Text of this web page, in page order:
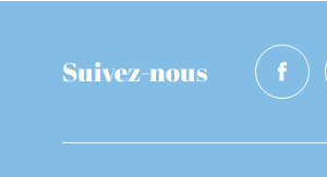
Suivez-nous